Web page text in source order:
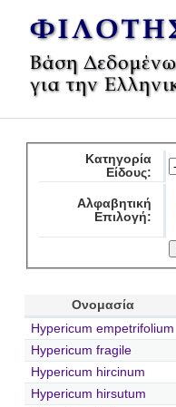
Κατηγορία
Είδους:
Αλφαβητική
Επιλογή:
Ονομασία
Hypericum empetrifolium
Hypericum fragile
Hypericum hircinum
Hypericum hirsutum